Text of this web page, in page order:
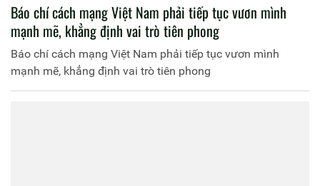
Báo chí cách mạng Việt Nam phải tiếp tục vươn mình
mạnh mẽ, khẳng định vai trò tiên phong
Báo chí cách mạng Việt Nam phải tiếp tục vươn mình
mạnh mẽ, khẳng định vai trò tiên phong